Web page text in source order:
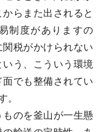
らまた出されると
制度がありますの
税がかけられない
う、こういう環境
でも整備されてい
。
のを釜山が一生懸